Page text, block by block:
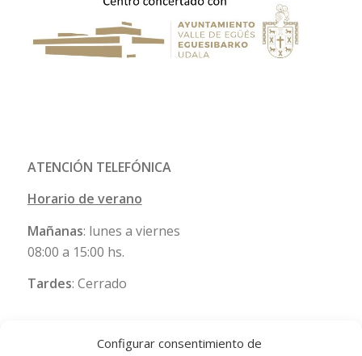
Configurar consentimiento de
ATENCIÓN TELEFÓNICA
Horario de verano
Mañanas: lunes a viernes
08:00 a 15:00 hs.
Tardes: Cerrado